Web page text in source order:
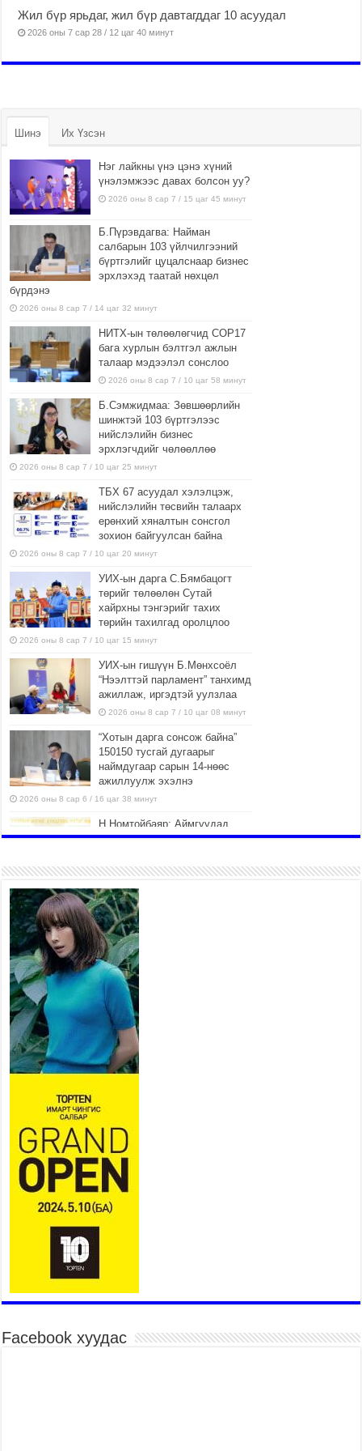
Жил бүр ярьдаг, жил бүр давтагддаг 10 асуудал
2026 оны 7 сар 28 / 12 цаг 40 минут
Шинэ Их Үзсэн
Нэг лайкны үнэ цэнэ хүний
үнэлэмжээс давах болсон уу?
2026 оны 8 сар 7 / 15 цаг 45 минут
Б.Пүрэвдагва: Найман
салбарын 103 үйлчилгээний
бүртгэлийг цуцалснаар бизнес
эрхлэхэд таатай нөхцөл
бүрдэнэ
2026 оны 8 сар 7 / 14 цаг 32 минут
НИТХ-ын төлөөлөгчид COP17
бага хурлын бэлтгэл ажлын
талаар мэдээлэл сонслоо
2026 оны 8 сар 7 / 10 цаг 58 минут
Б.Сэмжидмаа: Зөвшөөрлийн
шинжтэй 103 бүртгэлээс
нийслэлийн бизнес
эрхлэгчдийг чөлөөллөө
2026 оны 8 сар 7 / 10 цаг 25 минут
ТБХ 67 асуудал хэлэлцэж,
нийслэлийн төсвийн талаарх
ерөнхий хяналтын сонсгол
зохион байгуулсан байна
2026 оны 8 сар 7 / 10 цаг 20 минут
УИХ-ын дарга С.Бямбацогт
төрийг төлөөлөн Сутай
хайрхны тэнгэрийг тахих
төрийн тахилгад оролцлоо
2026 оны 8 сар 7 / 10 цаг 15 минут
УИХ-ын гишүүн Б.Мөнхсоёл
“Нээлттэй парламент” танхимд
ажиллаж, иргэдтэй уулзлаа
2026 оны 8 сар 7 / 10 цаг 08 минут
“Хотын дарга сонсож байна”
150150 тусгай дугаарыг
наймдугаар сарын 14-нөөс
ажиллуулж эхэлнэ
2026 оны 8 сар 6 / 16 цаг 38 минут
Н.Номтойбаяр: Аймгуудад
тулгамдаж буй асуудлуудыг
газрын хуралдаанд
2026 оны 8 сар 6 / 16 цаг 34 минут
УИХ-ын дарга С.Бямбацогт
төрийг төлөөлөн Сутай
хайрхны тэнгэрийг тахих
төрийн тахилгад оролцлоо
2026 оны 8 сар 6 / 16 цаг 30 минут
Байнгын хорооны дарга Г.Тэмүүлэн тэргүүтэй
УИХ-ын гишүүд БНСУ-ын Үндэсний Ассамблейн
гишүүдийг хүлээн авч уулзав
2026 оны 8 сар 6 / 16 цаг 24 минут
ТЭЗҮ-ийг боловсруулах ажил 90 хувийн
гүйцэтгэлтэй байна
2026 оны 8 сар 6 / 14 цаг 14 минут
Татварын өрийг барагдуулахдаа орлогын 30
хувийг татвар төлөгчид үлдээхээр хуульчилж,
татварын тайлангаа залруулах хугацааг хоёр
жил болгон сунгажээ
2026 оны 8 сар 6 / 14 цаг 10 минут
Нэгдүгээр хорооллын арын замыг наймдугаар
сарын 6-ны 23:00 цагаас түр хааж, борооны ус
зайлуулах шугамын хөндлөн сэтэлгээ хийнэ
сайд Н.Номтойбаяр Дорноговь аймагт ажиллав
2026 оны 8 сар 6 / 9 цаг 25 минут
Facebook хуудас